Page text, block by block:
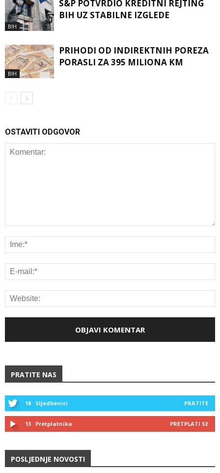
BIH
S&P POTVRDIO KREDITNI REJTING
BIH UZ STABILNE IZGLEDE
BIH
PRIHODI OD INDIREKTNIH POREZA
PORASLI ZA 395 MILIONA KM
OSTAVITI ODGOVOR
PRATITE NAS
18 Sljedbenici PRATITE
13 Pretplatnika PRETPLATI SE
POSLJEDNJE NOVOSTI